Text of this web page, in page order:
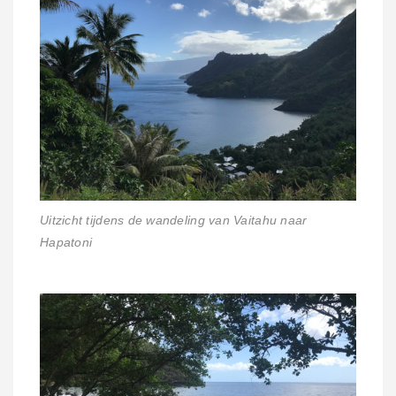
Uitzicht tijdens de wandeling van Vaitahu naar
Hapatoni